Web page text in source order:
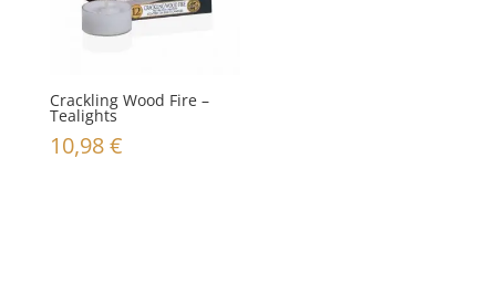
Crackling Wood Fire –
Tealights
10,98€